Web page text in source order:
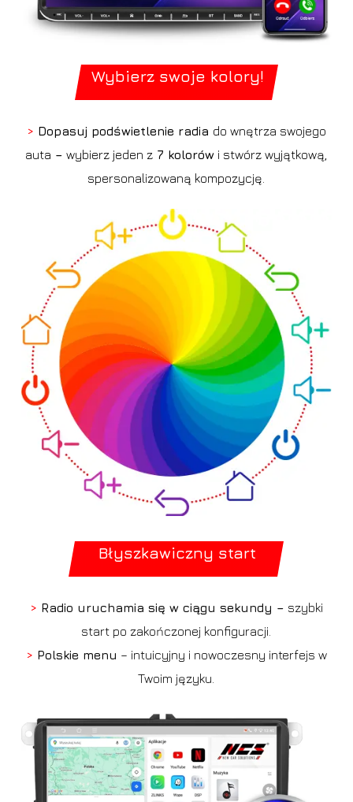
Wybierz swoje kolory!
> Dopasuj podświetlenie radia do wnętrza swojego
auta –wybierz jeden z 7 kolorów i stwórz wyjątkową,
spersonalizowaną kompozycję.
Błyszkawiczny start
> Radio uruchamia się w ciągu sekundy – szybki
start po zakończonej konfiguracji.
> Polskie menu – intuicyjny i nowoczesny interfejs w
Twoim języku.